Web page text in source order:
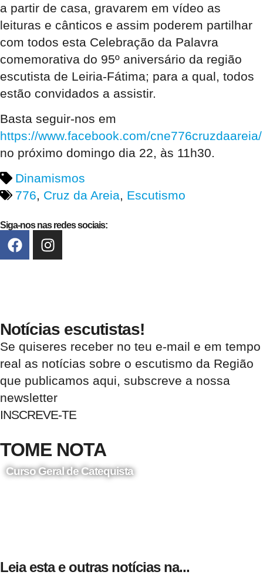
a partir de casa, gravarem em vídeo as
leituras e cânticos e assim poderem partilhar
com todos esta Celebração da Palavra
comemorativa do 95º aniversário da região
escutista de Leiria-Fátima; para a qual, todos
estão convidados a assistir.
Basta seguir-nos em
https://www.facebook.com/cne776cruzdaareia/
no próximo domingo dia 22, às 11h30.
Dinamismos
776, Cruz da Areia, Escutismo
Siga-nos nas redes sociais:
Notícias escutistas!
Se quiseres receber no teu e-mail e em tempo
real as notícias sobre o escutismo da Região
que publicamos aqui, subscreve a nossa
newsletter
INSCREVE-TE
TOME NOTA
Curso Geral de Catequista
Leia esta e outras notícias na...